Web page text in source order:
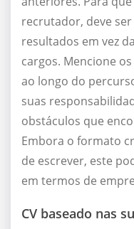
recrutador, deve
resultados em vez
cargos. Mencione
ao longo do
suas
obstáculos que
Embora o formato
de escrever, este
em termos de
CV baseado nas